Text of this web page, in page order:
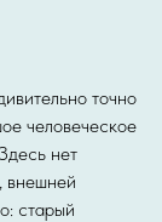
точно
человеческое
нет
внешней
старый